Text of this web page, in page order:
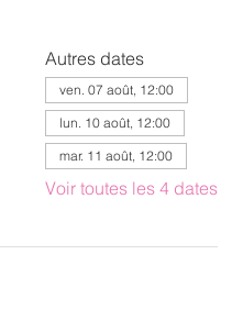
Autres dates
ven. 07 août, 12:00
lun. 10 août, 12:00
mar. 11 août, 12:00
Voir toutes les 4 dates